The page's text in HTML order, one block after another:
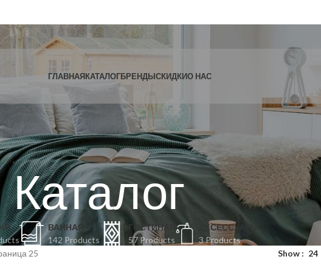
ГЛАВНАЯКАТАЛОГБРЕНДЫСКИДКИО НАС
Каталог
ВАННАЯ
142 Products
ГОСТИНАЯ
57 Products
АКСЕССУАРЫ
3 Products
25 Show 24